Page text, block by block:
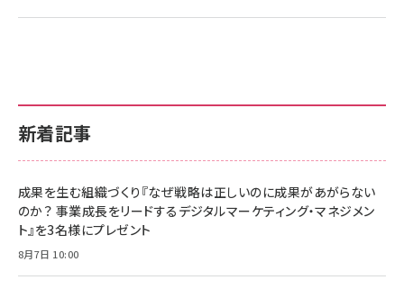
新着記事
成果を生む組織づくり『なぜ戦略は正しいのに成果があがらない
のか？ 事業成長をリードするデジタルマーケティング・マネジメン
ト』を3名様にプレゼント
8月7日 10:00